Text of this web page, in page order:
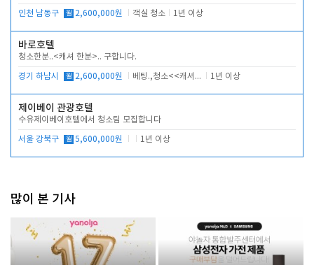
인천 남동구 월 2,600,000원 객실 청소 1년 이상
바로호텔
청소한분..<캐셔 한분>.. 구합니다.
경기 하남시 월 2,600,000원 베팅.,청소<<캐셔 모셔봅니다. 1년 이상
제이베이 관광호텔
수유제이베이호텔에서 청소팀 모집합니다
서울 강북구 월 5,600,000원 1년 이상
많이 본 기사